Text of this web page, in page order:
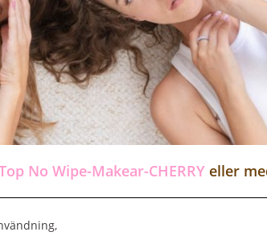
No Wipe-Makear-CHERRY eller